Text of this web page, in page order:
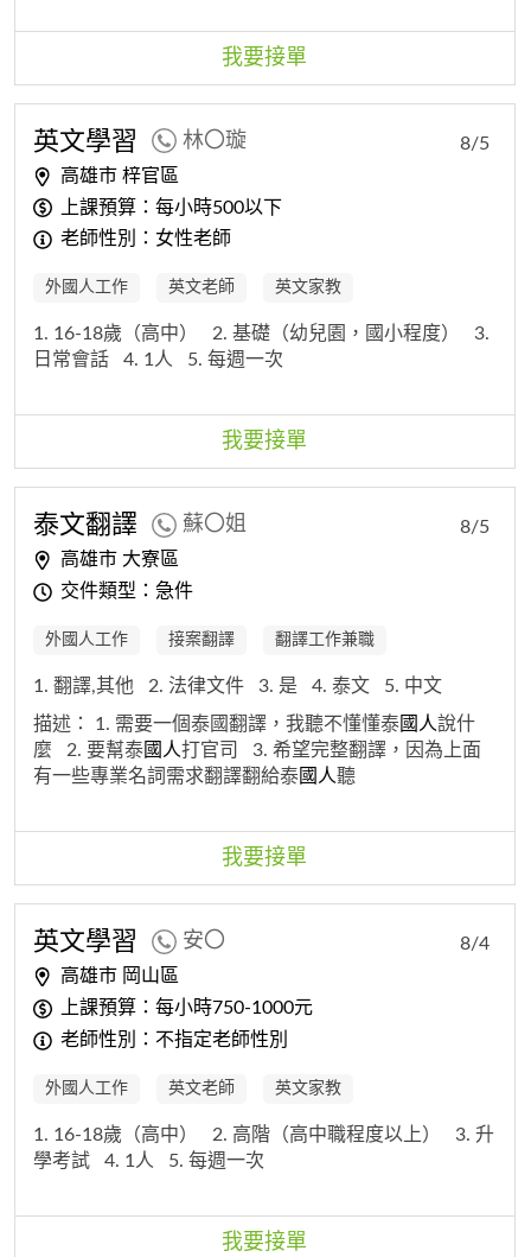
我要接單
英文學習 林〇璇
高雄市 梓官區
上課預算：每小時500以下
老師性別：女性老師
8/5
外國人工作 英文老師 英文家教
1. 16-18歲（高中） 2. 基礎（幼兒園，國小程度）
3.
日常會話
4. 1人 5. 每週一次
我要接單
泰文翻譯 蘇〇姐
高雄市 大寮區
交件類型：急件
8/5
外國人工作 接案翻譯 翻譯工作兼職
1. 翻譯,其他 2. 法律文件 3. 是 4. 泰文
5. 中文
描述： 1. 需要一個泰國翻譯，我聽不懂懂泰國人說什
麼
2. 要幫泰國人打官司
3. 希望完整翻譯，因為上面
有一些專業名詞需求翻譯翻給泰國人聽
我要接單
英文學習 安〇
高雄市 岡山區
上課預算：每小時750-1000元
老師性別：不指定老師性別
8/4
外國人工作 英文老師 英文家教
1. 16-18歲（高中） 2. 高階（高中職程度以上）
3. 升
學考試
4. 1人 5. 每週一次
我要接單